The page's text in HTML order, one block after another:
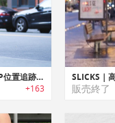
Bluesmart Series 2｜GP位置追跡/ポータブルチャージャー搭載スマートスーツケース「ブルースマート2」
+163 販売終了